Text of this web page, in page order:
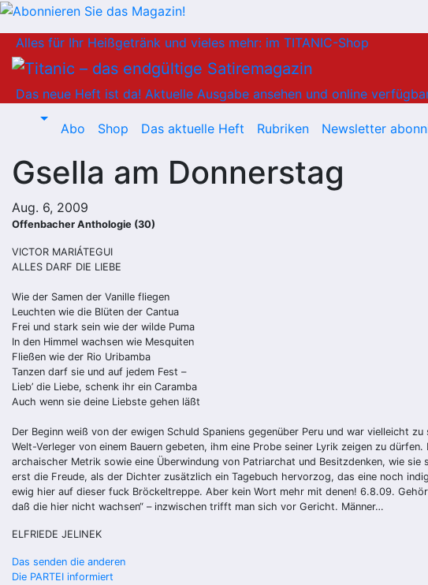
Inhalt
springen
Alles für Ihr Heißgetränk und vieles mehr: im TITANIC-Shop
Das neue Heft ist da! Aktuelle Ausgabe ansehen und online
Abo Shop Das aktuelle Heft Rubriken Newsletter
Gsella am Donnerstag
Aug. 6, 2009
Offenbacher Anthologie (30)
VICTOR MARIÁTEGUI
ALLES DARF DIE LIEBE
Wie der Samen der Vanille fliegen
Leuchten wie die Blüten der Cantua
Frei und stark sein wie der wilde Puma
In den Himmel wachsen wie Mesquiten
Fließen wie der Rio Uribamba
Tanzen darf sie und auf jedem Fest –
Lieb’ die Liebe, schenk ihr ein Caramba
Auch wenn sie deine Liebste gehen läßt
Der Beginn weiß von der ewigen Schuld Spaniens gegenüber Peru und war vielleicht
Welt-Verleger von einem Bauern gebeten, ihm eine Probe seiner Lyrik zeigen zu
archaischer Metrik sowie eine Überwindung von Patriarchat und Besitzdenken, wie
erst die Freude, als der Dichter zusätzlich ein Tagebuch hervorzog, das eine noch
ewig hier auf dieser fuck Bröckeltreppe. Aber kein Wort mehr mit denen! 6.8.09.
daß die hier nicht wachsen“ – inzwischen trifft man sich vor Gericht. Männer…
ELFRIEDE JELINEK
Beitragsnavigation
Das senden die anderen
Die PARTEI informiert